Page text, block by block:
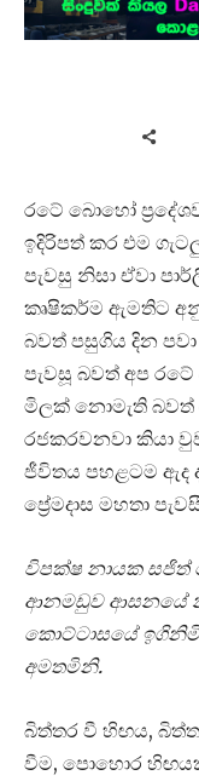
රටේ බොහෝ
ඉදිරිපත් කර එම
පැවසු නිසා ඒවා
කෘෂිකර්ම ඇමතිට
බවත් පසුගිය දින
පැවසූ බවත් අප
මිලක් නොමැති බවත්
රජකරවනවා කියා
ජීවිතය පහළටම ඇද
ප්‍රේමදාස මහතා
විපක්ෂ නායක සජිත්
ආනමඩුව ආසනයේ
කොට්ටාසයේ
අමතමිනි.
බිත්තර වී හිඟය,
වීම, පොහොර